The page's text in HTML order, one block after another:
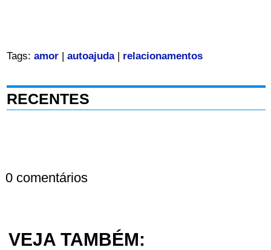
Tags: amor| autoajuda| relacionamentos
RECENTES
0 comentários
VEJA TAMBÉM: